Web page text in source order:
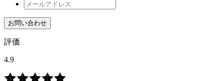
お問い合わせ
評価
4.9